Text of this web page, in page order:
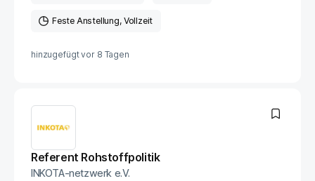
Feste Anstellung Vollzeit
hinzugefügt vor 8 Tagen
Referent Rohstoffpolitik
INKOTA-netzwerk e.V.